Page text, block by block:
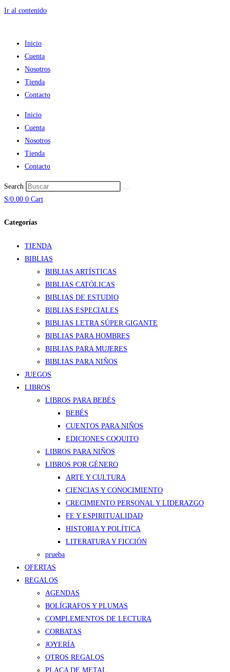
Ir al contenido
Inicio
Cuenta
Nosotros
Tienda
Contacto
Inicio
Cuenta
Nosotros
Tienda
Contacto
Search
S/0.00 0 Cart
Categorías
TIENDA
BIBLIAS
BIBLIAS ARTÍSTICAS
BIBLIAS CATÓLICAS
BIBLIAS DE ESTUDIO
BIBLIAS ESPECIALES
BIBLIAS LETRA SÚPER GIGANTE
BIBLIAS PARA HOMBRES
BIBLIAS PARA MUJERES
BIBLIAS PARA NIÑOS
JUEGOS
LIBROS
LIBROS PARA BEBÉS
BEBÉS
CUENTOS PARA NIÑOS
EDICIONES COQUITO
LIBROS PARA NIÑOS
LIBROS POR GÉNERO
ARTE Y CULTURA
CIENCIAS Y CONOCIMIENTO
CRECIMIENTO PERSONAL Y LIDERAZGO
FE Y ESPIRITUALIDAD
HISTORIA Y POLÍTICA
LITERATURA Y FICCIÓN
prueba
OFERTAS
REGALOS
AGENDAS
BOLÍGRAFOS Y PLUMAS
COMPLEMENTOS DE LECTURA
CORBATAS
JOYERÍA
OTROS REGALOS
PLACA DE METAL